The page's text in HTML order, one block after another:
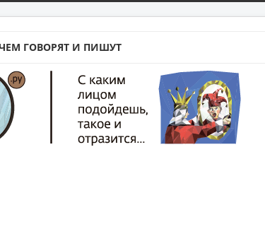
ГОВОРЯТ И ПИШУТ